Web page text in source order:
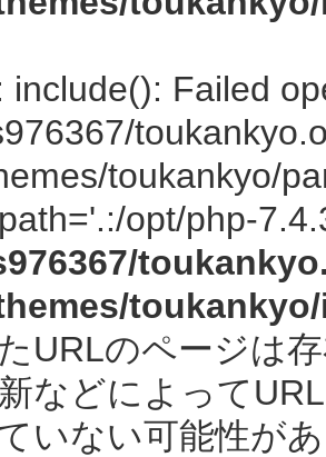
include(): Failed
toukankyo/
opt/php-
URLのページは
などによって
いない可能性が